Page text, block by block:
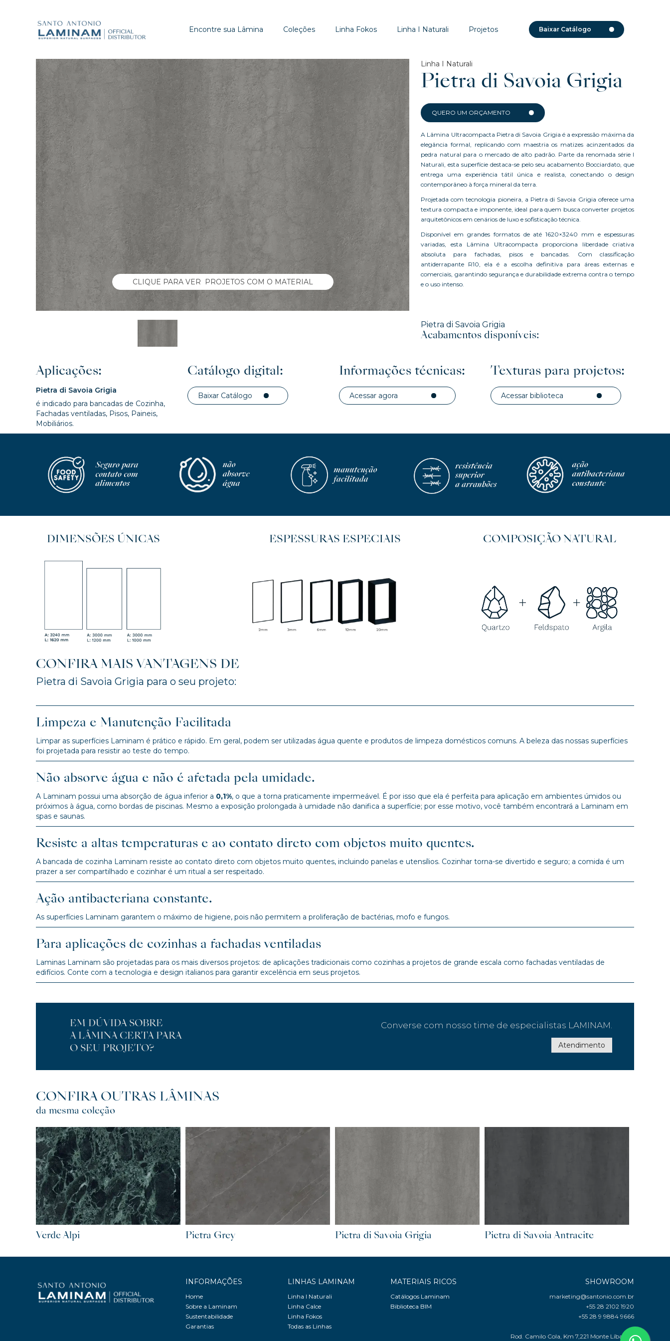
Encontre sua Lâmina Coleções Linha Fokos Linha I Naturali Projetos Baixar Catálogo
CLIQUE PARA VER PROJETOS COM O MATERIAL
Linha I Naturali
Pietra di Savoia Grigia
QUERO UM ORÇAMENTO
A Lâmina Ultracompacta Pietra di Savoia Grigia é a expressão máxima da
elegância formal, replicando com maestria os matizes acinzentados da
pedra natural para o mercado de alto padrão. Parte da renomada série I
Naturali, esta superfície destaca-se pelo seu acabamento Bocciardato, que
entrega uma experiência tátil única e realista, conectando o design
contemporâneo à força mineral da terra.
Projetada com tecnologia pioneira, a Pietra di Savoia Grigia oferece uma
textura compacta e imponente, ideal para quem busca converter projetos
arquitetônicos em cenários de luxo e sofisticação técnica.
Disponível em grandes formatos de até 1620×3240 mm e espessuras
variadas, esta Lâmina Ultracompacta proporciona liberdade criativa
absoluta para fachadas, pisos e bancadas. Com classificação
antiderrapante R10, ela é a escolha definitiva para áreas externas e
comerciais, garantindo segurança e durabilidade extrema contra o tempo
e o uso intenso.
Pietra di Savoia Grigia
Acabamentos disponíveis:
Aplicações:
Pietra di Savoia Grigia
é indicado para bancadas de Cozinha,
Fachadas ventiladas, Pisos, Paineis,
Mobiliários.
Catálogo digital:
Baixar Catálogo
Informações técnicas:
Acessar agora
Texturas para projetos:
Acessar biblioteca
DIMENSÕES ÚNICAS ESPESSURAS ESPECIAIS COMPOSIÇÃO NATURAL
CONFIRA MAIS VANTAGENS DE
Pietra di Savoia Grigia para o seu projeto:
Limpeza e Manutenção Facilitada
Limpar as superfícies Laminam é prático e rápido. Em geral, podem ser utilizadas água quente e produtos de limpeza domésticos comuns. A beleza das nossas superfícies
foi projetada para resistir ao teste do tempo.
Não absorve água e não é afetada pela umidade.
A Laminam possui uma absorção de água inferior a 0,1%, o que a torna praticamente impermeável. É por isso que ela é perfeita para aplicação em ambientes úmidos ou
próximos à água, como bordas de piscinas. Mesmo a exposição prolongada à umidade não danifica a superfície; por esse motivo, você também encontrará a Laminam em
spas e saunas.
Resiste a altas temperaturas e ao contato direto com objetos muito quentes.
A bancada de cozinha Laminam resiste ao contato direto com objetos muito quentes, incluindo panelas e utensílios. Cozinhar torna-se divertido e seguro; a comida é um
prazer a ser compartilhado e cozinhar é um ritual a ser respeitado.
Ação antibacteriana constante.
As superfícies Laminam garantem o máximo de higiene, pois não permitem a proliferação de bactérias, mofo e fungos.
Para aplicações de cozinhas a fachadas ventiladas
Laminas Laminam são projetadas para os mais diversos projetos: de aplicações tradicionais como cozinhas a projetos de grande escala como fachadas ventiladas de
edifícios. Conte com a tecnologia e design italianos para garantir excelência em seus projetos.
EM DÚVIDA SOBRE
A LÂMINA CERTA PARA
O SEU PROJETO?
Converse com nosso time de especialistas LAMINAM.
Atendimento
CONFIRA OUTRAS LÂMINAS
da mesma coleção
Verde Alpi Pietra Grey Pietra di Savoia Grigia Pietra di Savoia Antracite
INFORMAÇÕES
Home
Sobre a Laminam
Sustentabilidade
Garantias
LINHAS LAMINAM
Linha I Naturali
Linha Calce
Linha Fokos
Todas as Linhas
MATERIAIS RICOS
Catálogos Laminam
Biblioteca BIM
SHOWROOM
marketing@santonio.com.br
+55 28 2102 1920
+55 28 9 9884 9666
Rod. Camilo Cola, Km 7,221 Monte Líbano -